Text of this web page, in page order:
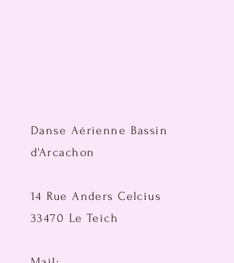
Danse Aérienne Bassin
d'Arcachon
14 Rue Anders Celcius
33470 Le Teich